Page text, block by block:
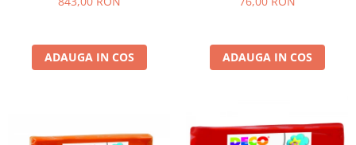
ADAUGA IN COS ADAUGA IN COS